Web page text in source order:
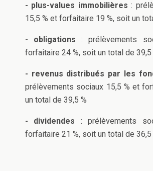
- plus-values immobilières :
15,5 % et forfaitaire 19 %, soit un
- obligations : prélèvements
forfaitaire 24 %, soit un total de 39,5
- revenus distribués par les
prélèvements sociaux 15,5 % et
un total de 39,5 %
- dividendes : prélèvements
forfaitaire 21 %, soit un total de 36,5